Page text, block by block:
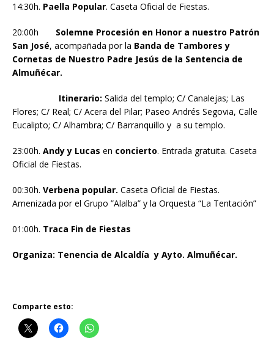
14:30h. Paella Popular. Caseta Oficial de Fiestas.
20:00h Solemne Procesión en Honor a nuestro Patrón
San José, acompañada por la Banda de Tambores y
Cornetas de Nuestro Padre Jesús de la Sentencia de
Almuñécar.
Itinerario: Salida del templo; C/ Canalejas; Las
Flores; C/ Real; C/ Acera del Pilar; Paseo Andrés Segovia, Calle
Eucalipto; C/ Alhambra; C/ Barranquillo y a su templo.
23:00h. Andy y Lucas en concierto. Entrada gratuita. Caseta
Oficial de Fiestas.
00:30h. Verbena popular. Caseta Oficial de Fiestas.
Amenizada por el Grupo ”Alalba” y la Orquesta “La Tentación”
01:00h. Traca Fin de Fiestas
Organiza: Tenencia de Alcaldía y Ayto. Almuñécar.
Comparte esto: